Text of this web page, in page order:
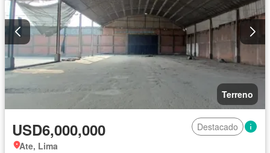
Terreno
USD6,000,000
Destacado
Ate, Lima